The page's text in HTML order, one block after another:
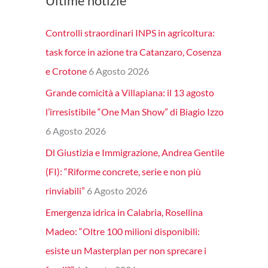
Controlli straordinari INPS in agricoltura:
task force in azione tra Catanzaro, Cosenza
e Crotone 6 Agosto 2026
Grande comicità a Villapiana: il 13 agosto
l’irresistibile “One Man Show” di Biagio Izzo
6 Agosto 2026
Dl Giustizia e Immigrazione, Andrea Gentile
(FI): “Riforme concrete, serie e non più
rinviabili” 6 Agosto 2026
Emergenza idrica in Calabria, Rosellina
Madeo: “Oltre 100 milioni disponibili:
esiste un Masterplan per non sprecare i